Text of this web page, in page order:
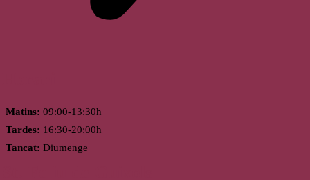
Matins: 09:00-13:30h
Tardes: 16:30-20:00h
Tancat: Diumenge